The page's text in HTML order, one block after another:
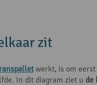
zit
werkt, is om
In dit diagram ziet u de